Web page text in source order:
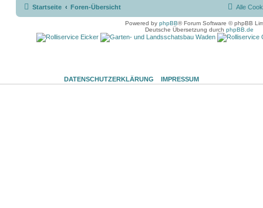
Startseite Foren-Übersicht Alle
Powered by phpBB® Forum Software © phpBB
Deutsche Übersetzung durch phpBB.de
DATENSCHUTZERKLÄRUNG IMPRESSUM